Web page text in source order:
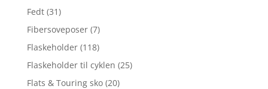
Fedt (31)
Fibersoveposer (7)
Flaskeholder (118)
Flaskeholder til cyklen (25)
Flats & Touring sko (20)